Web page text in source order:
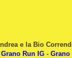
e la Bio
Grano Run IG- Grano